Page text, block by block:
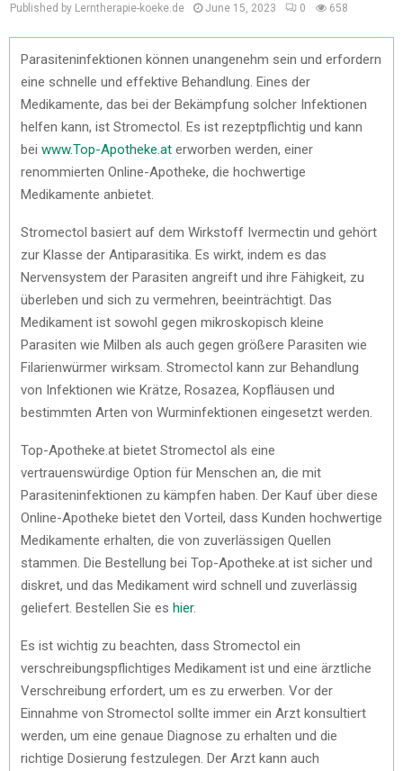
Published by Lerntherapie-koeke.de June 15, 2023 0 658
Parasiteninfektionen können unangenehm sein und erfordern
eine schnelle und effektive Behandlung. Eines der
Medikamente, das bei der Bekämpfung solcher Infektionen
helfen kann, ist Stromectol. Es ist rezeptpflichtig und kann
bei www.Top-Apotheke.at erworben werden, einer
renommierten Online-Apotheke, die hochwertige
Medikamente anbietet.
Stromectol basiert auf dem Wirkstoff Ivermectin und gehört
zur Klasse der Antiparasitika. Es wirkt, indem es das
Nervensystem der Parasiten angreift und ihre Fähigkeit, zu
überleben und sich zu vermehren, beeinträchtigt. Das
Medikament ist sowohl gegen mikroskopisch kleine
Parasiten wie Milben als auch gegen größere Parasiten wie
Filarienwürmer wirksam. Stromectol kann zur Behandlung
von Infektionen wie Krätze, Rosazea, Kopfläusen und
bestimmten Arten von Wurminfektionen eingesetzt werden.
Top-Apotheke.at bietet Stromectol als eine
vertrauenswürdige Option für Menschen an, die mit
Parasiteninfektionen zu kämpfen haben. Der Kauf über diese
Online-Apotheke bietet den Vorteil, dass Kunden hochwertige
Medikamente erhalten, die von zuverlässigen Quellen
stammen. Die Bestellung bei Top-Apotheke.at ist sicher und
diskret, und das Medikament wird schnell und zuverlässig
geliefert. Bestellen Sie es hier.
Es ist wichtig zu beachten, dass Stromectol ein
verschreibungspflichtiges Medikament ist und eine ärztliche
Verschreibung erfordert, um es zu erwerben. Vor der
Einnahme von Stromectol sollte immer ein Arzt konsultiert
werden, um eine genaue Diagnose zu erhalten und die
richtige Dosierung festzulegen. Der Arzt kann auch